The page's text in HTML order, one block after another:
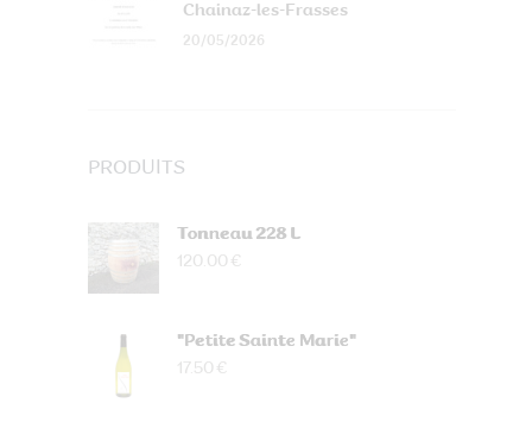
Chainaz-les-Frasses
20/05/2026
PRODUITS
Tonneau 228 L
120.00 €
"Petite Sainte Marie"
17.50 €